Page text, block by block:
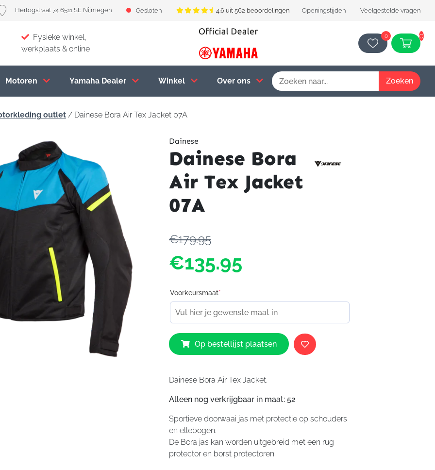
Hertogstraat 74 6511 SE Nijmegen Gesloten 4.6 uit 562 beoordelingen Openingstijden Veelgestelde vragen
Fysieke winkel,
werkplaats & online
0 0
Motoren Yamaha Dealer Winkel Over ons
outlet/ Dainese Bora Air Tex Jacket 07A
Dainese
Dainese Bora
Air Tex Jacket
07A
€179.95
€135.95
Voorkeursmaat*
Dainese
Bora
Air
Jacket
aantal
Op bestellijst plaatsen
Dainese Bora Air Tex Jacket.
Alleen nog verkrijgbaar in maat: 52
Sportieve doorwaai jas met protectie op schouders
en ellebogen.
De Bora jas kan worden uitgebreid met een rug
protector en borst protectoren.